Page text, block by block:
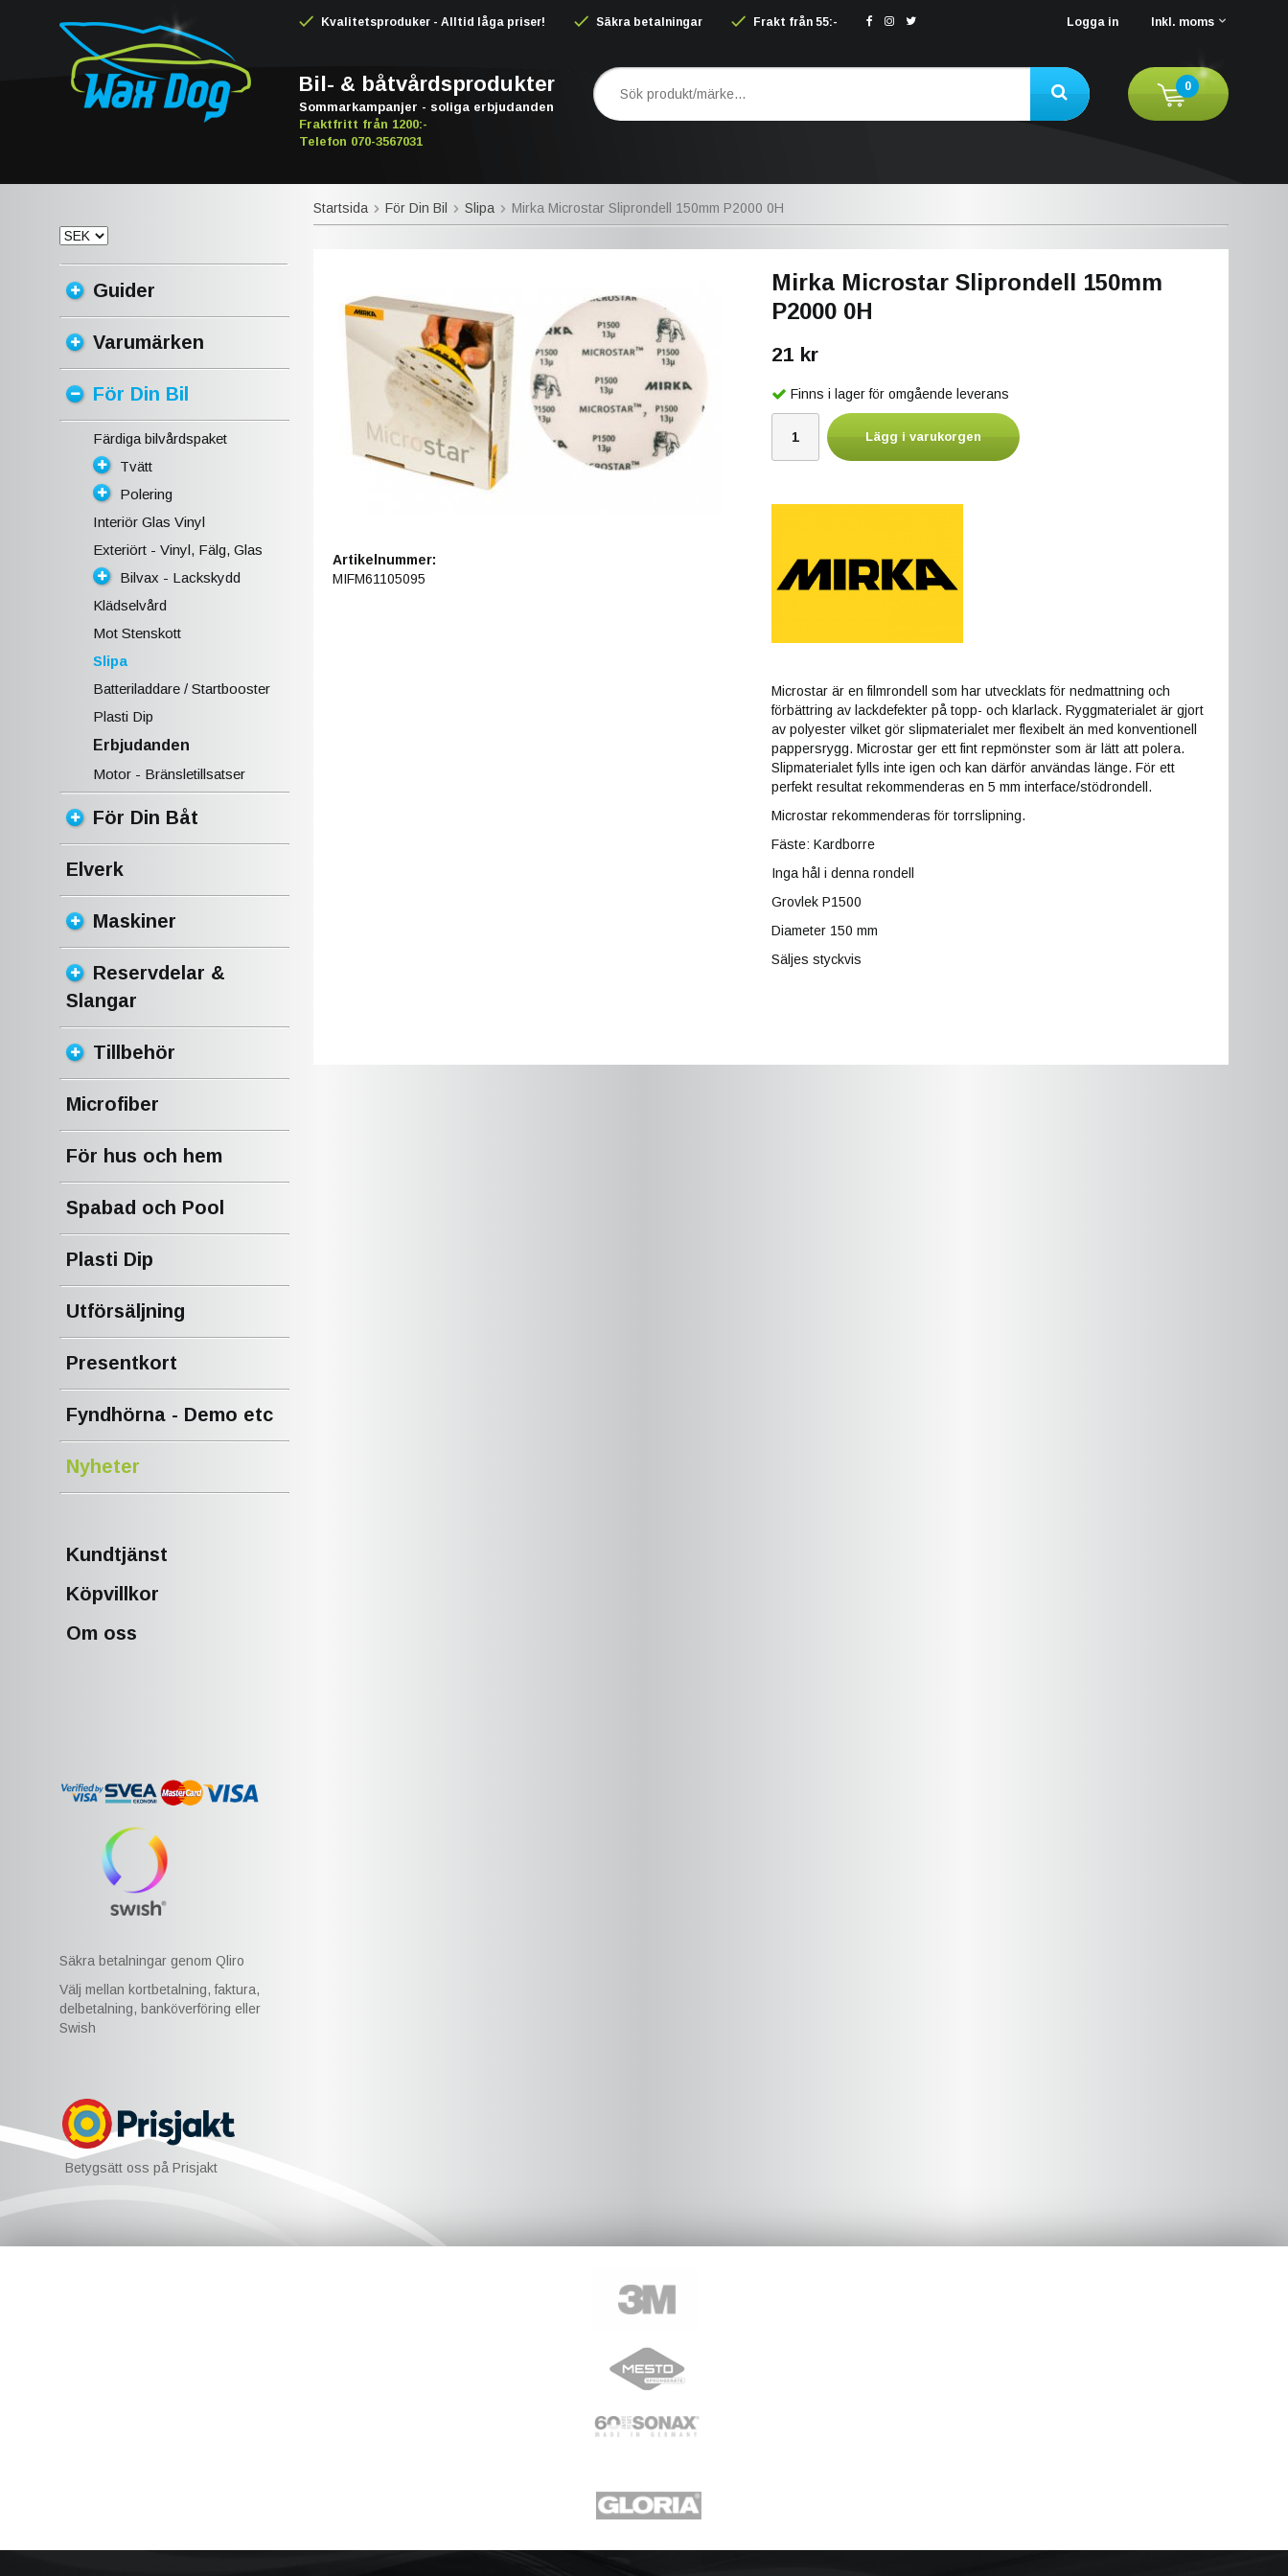
Kvalitetsproduker - Alltid låga priser! Säkra betalningar Frakt från 55:- Logga in Inkl. moms
Bil- & båtvårdsprodukter
Sommarkampanjer - soliga erbjudanden
Fraktfritt från 1200:-
Telefon 070-3567031
0
Guider
Varumärken
För Din Bil
Färdiga bilvårdspaket
Tvätt
Polering
Interiör Glas Vinyl
Exteriört - Vinyl, Fälg, Glas
Bilvax - Lackskydd
Klädselvård
Mot Stenskott
Slipa
Batteriladdare / Startbooster
Plasti Dip
Erbjudanden
Motor - Bränsletillsatser
För Din Båt
Elverk
Maskiner
Reservdelar &
Slangar
Tillbehör
Microfiber
För hus och hem
Spabad och Pool
Plasti Dip
Utförsäljning
Presentkort
Fyndhörna - Demo etc
Nyheter
Kundtjänst
Köpvillkor
Om oss
Säkra betalningar genom Qliro
Välj mellan kortbetalning, faktura,
delbetalning, banköverföring eller
Swish
Betygsätt oss på Prisjakt
Startsida För Din Bil Slipa Mirka Microstar Sliprondell 150mm P2000 0H
Mirka Microstar Sliprondell 150mm
P2000 0H
21 kr
Finns i lager för omgående leverans
Lägg i varukorgen
Microstar är en filmrondell som har utvecklats för nedmattning och
förbättring av lackdefekter på topp- och klarlack. Ryggmaterialet är gjort
av polyester vilket gör slipmaterialet mer flexibelt än med konventionell
pappersrygg. Microstar ger ett fint repmönster som är lätt att polera.
Slipmaterialet fylls inte igen och kan därför användas länge. För ett
perfekt resultat rekommenderas en 5 mm interface/stödrondell.
Microstar rekommenderas för torrslipning.
Fäste: Kardborre
Inga hål i denna rondell
Grovlek P1500
Diameter 150 mm
Säljes styckvis
Artikelnummer:
MIFM61105095